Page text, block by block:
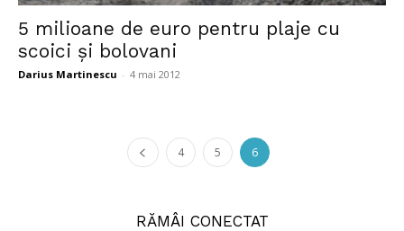
5 milioane de euro pentru plaje cu
scoici şi bolovani
Darius Martinescu - 4 mai 2012
4 5 6
RĂMÂI CONECTAT